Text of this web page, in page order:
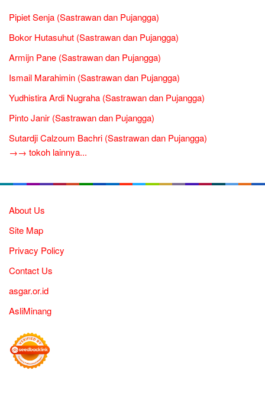
Pipiet Senja (Sastrawan dan Pujangga)
Bokor Hutasuhut (Sastrawan dan Pujangga)
Armijn Pane (Sastrawan dan Pujangga)
Ismail Marahimin (Sastrawan dan Pujangga)
Yudhistira Ardi Nugraha (Sastrawan dan Pujangga)
Pinto Janir (Sastrawan dan Pujangga)
Sutardji Calzoum Bachri (Sastrawan dan Pujangga)
→→ tokoh lainnya...
About Us
Site Map
Privacy Policy
Contact Us
asgar.or.id
AsliMinang